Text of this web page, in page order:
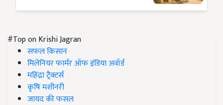
#Top on Krishi Jagran
सफल किसान
मिलेनियर फार्मर ऑफ इंडिया अवॉर्ड
महिंद्रा ट्रैक्टर्स
कृषि मशीनरी
जायद की फसल